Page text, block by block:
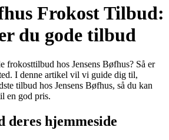
Frokost Tilbud:
du gode tilbud
frokosttilbud hos Jensens Bøfhus? Så er
I denne artikel vil vi guide dig til,
tilbud hos Jensens Bøfhus, så du kan
en god pris.
deres hjemmeside